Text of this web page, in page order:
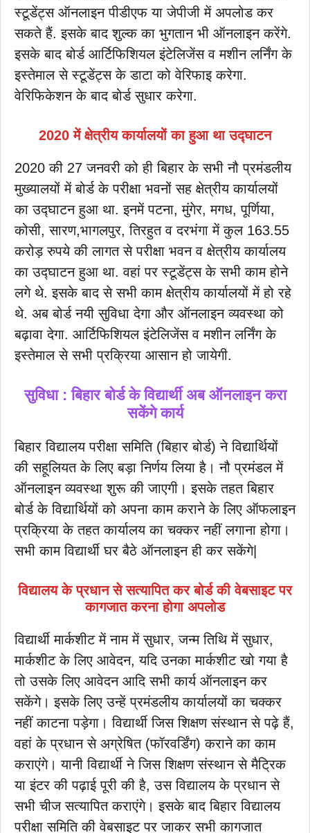
स्टूडेंट्स ऑनलाइन पीडीएफ या जेपीजी में अपलोड कर
सकते हैं. इसके बाद शुल्क का भुगतान भी ऑनलाइन करेंगे.
इसके बाद बोर्ड आर्टिफिशियल इंटेलिजेंस व मशीन लर्निंग के
इस्तेमाल से स्टूडेंट्स के डाटा को वेरिफाइ करेगा.
वेरिफिकेशन के बाद बोर्ड सुधार करेगा.
2020 में क्षेत्रीय कार्यालयों का हुआ था उ‌द्घाटन
2020 की 27 जनवरी को ही बिहार के सभी नौ प्रमंडलीय
मुख्यालयों में बोर्ड के परीक्षा भवनों सह क्षेत्रीय कार्यालयों
का उद्घाटन हुआ था. इनमें पटना, मुंगेर, मगध, पूर्णिया,
कोसी, सारण,भागलपुर, तिरहुत व दरभंगा में कुल 163.55
करोड़ रुपये की लागत से परीक्षा भवन व क्षेत्रीय कार्यालय
का उद्घाटन हुआ था. वहां पर स्टूडेंट्स के सभी काम होने
लगे थे. इसके बाद से सभी काम क्षेत्रीय कार्यालयों में हो रहे
थे. अब बोर्ड नयी सुविधा देगा और ऑनलाइन व्यवस्था को
बढ़ावा देगा. आर्टिफिशियल इंटेलिजेंस व मशीन लर्निंग के
इस्तेमाल से सभी प्रक्रिया आसान हो जायेगी.
सुविधा : बिहार बोर्ड के विद्यार्थी अब ऑनलाइन करा
सकेंगे कार्य
बिहार विद्यालय परीक्षा समिति (बिहार बोर्ड) ने विद्यार्थियों
की सहूलियत के लिए बड़ा निर्णय लिया है। नौ प्रमंडल में
ऑनलाइन व्यवस्था शुरू की जाएगी। इसके तहत बिहार
बोर्ड के विद्यार्थियों को अपना काम कराने के लिए ऑफलाइन
प्रक्रिया के तहत कार्यालय का चक्कर नहीं लगाना होगा।
सभी काम विद्यार्थी घर बैठे ऑनलाइन ही कर सकेंगे|
विद्यालय के प्रधान से सत्यापित कर बोर्ड की वेबसाइट पर
कागजात करना होगा अपलोड
विद्यार्थी मार्कशीट में नाम में सुधार, जन्म तिथि में सुधार,
मार्कशीट के लिए आवेदन, यदि उनका मार्कशीट खो गया है
तो उसके लिए आवेदन आदि सभी कार्य ऑनलाइन कर
सकेंगे। इसके लिए उन्हें प्रमंडलीय कार्यालयों का चक्कर
नहीं काटना पड़ेगा। विद्यार्थी जिस शिक्षण संस्थान से पढ़े हैं,
वहां के प्रधान से अग्रेषित (फॉरवर्डिंग) कराने का काम
कराएंगे। यानी विद्यार्थी ने जिस शिक्षण संस्थान से मैट्रिक
या इंटर की पढ़ाई पूरी की है, उस विद्यालय के प्रधान से
सभी चीज सत्यापित कराएंगे। इसके बाद बिहार विद्यालय
परीक्षा समिति की वेबसाइट पर जाकर सभी कागजात